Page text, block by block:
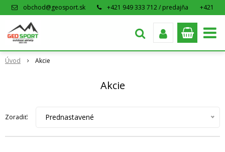
obchod@geosport.sk +421 949 333 712 / predajňa
+421
Úvod Akcie
Akcie
Zoradiť: Prednastavené